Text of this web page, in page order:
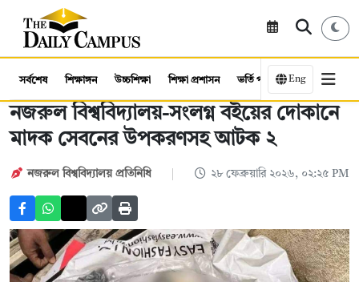
সর্বশেষ শিক্ষাঙ্গন উচ্চশিক্ষা শিক্ষা প্রশাসন ভর্তি পরীক্ষা কর্মসংস্থান
Eng
নজরুল বিশ্ববিদ্যালয়-সংলগ্ন বইয়ের দোকানে
মাদক সেবনের উপকরণসহ আটক ২
নজরুল বিশ্ববিদ্যালয় প্রতিনিধি ২৮ ফেব্রুয়ারি ২০২৬, ০২:২৫ PM